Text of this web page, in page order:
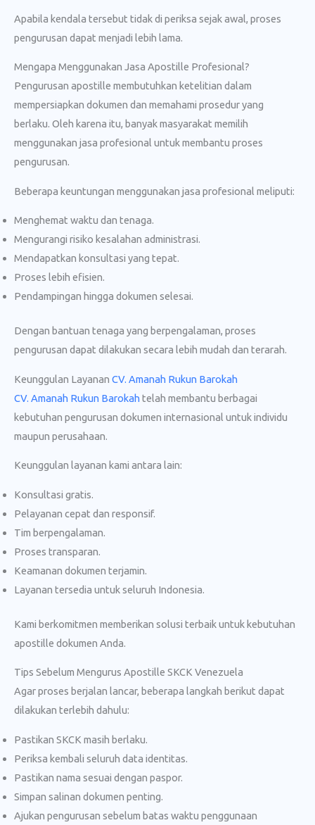
Apabila kendala tersebut tidak di periksa sejak awal, proses
pengurusan dapat menjadi lebih lama.
Mengapa Menggunakan Jasa Apostille Profesional?
Pengurusan apostille membutuhkan ketelitian dalam
mempersiapkan dokumen dan memahami prosedur yang
berlaku. Oleh karena itu, banyak masyarakat memilih
menggunakan jasa profesional untuk membantu proses
pengurusan.
Beberapa keuntungan menggunakan jasa profesional meliputi:
Menghemat waktu dan tenaga.
Mengurangi risiko kesalahan administrasi.
Mendapatkan konsultasi yang tepat.
Proses lebih efisien.
Pendampingan hingga dokumen selesai.
Dengan bantuan tenaga yang berpengalaman, proses
pengurusan dapat dilakukan secara lebih mudah dan terarah.
Keunggulan Layanan CV. Amanah Rukun Barokah
CV. Amanah Rukun Barokah telah membantu berbagai
kebutuhan pengurusan dokumen internasional untuk individu
maupun perusahaan.
Keunggulan layanan kami antara lain:
Konsultasi gratis.
Pelayanan cepat dan responsif.
Tim berpengalaman.
Proses transparan.
Keamanan dokumen terjamin.
Layanan tersedia untuk seluruh Indonesia.
Kami berkomitmen memberikan solusi terbaik untuk kebutuhan
apostille dokumen Anda.
Tips Sebelum Mengurus Apostille SKCK Venezuela
Agar proses berjalan lancar, beberapa langkah berikut dapat
dilakukan terlebih dahulu:
Pastikan SKCK masih berlaku.
Periksa kembali seluruh data identitas.
Pastikan nama sesuai dengan paspor.
Simpan salinan dokumen penting.
Ajukan pengurusan sebelum batas waktu penggunaan